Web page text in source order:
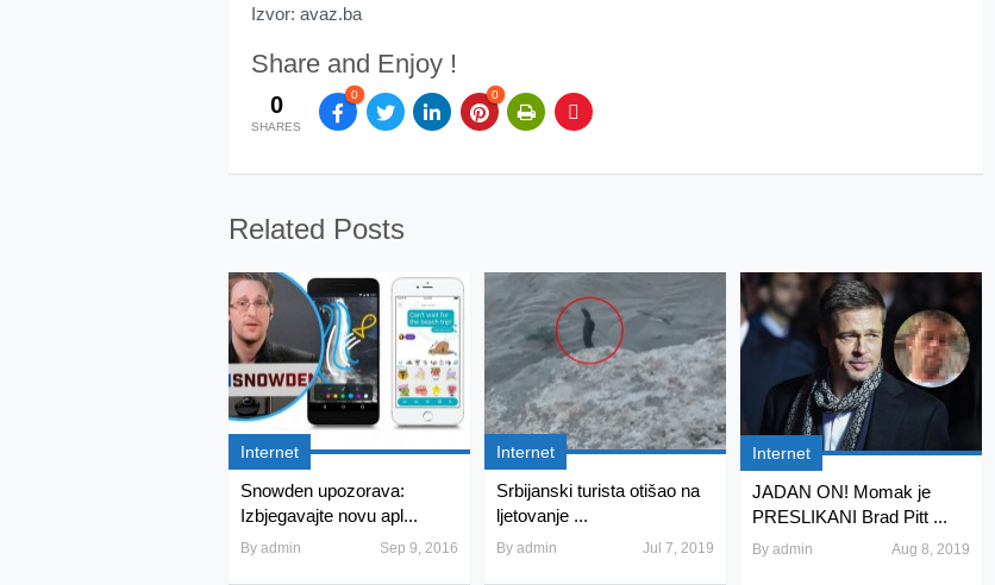
Izvor: avaz.ba
Share and Enjoy !
0
SHARES
0 0
Related Posts
Internet
Snowden upozorava:
Izbjegavajte novu apl...
By admin Sep 9, 2016
Internet
Srbijanski turista otišao na
ljetovanje ...
By admin Jul 7, 2019
Internet
JADAN ON! Momak je
PRESLIKANI Brad Pitt ...
By admin Aug 8, 2019